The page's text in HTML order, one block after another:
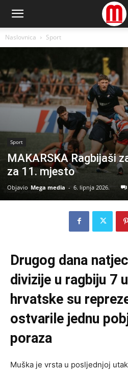
Naslovnica Sport
Sport
MAKARSKA Ragbijaši
za 11. mjesto
Objavio Mega media - 6. lipnja 2026.
Drugog dana
divizije u ragbiju 7
hrvatske su
ostvarile jednu
poraza
Muška je vrsta u posljednjoj